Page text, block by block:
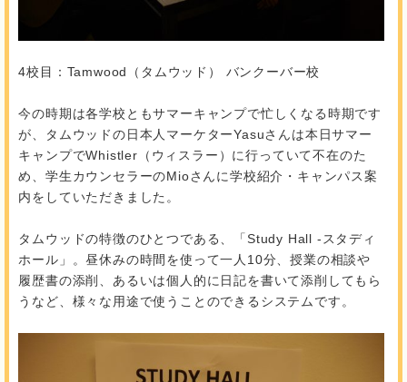
4校目：Tamwood（タムウッド） バンクーバー校
今の時期は各学校ともサマーキャンプで忙しくなる時期です
が、タムウッドの日本人マーケターYasuさんは本日サマー
キャンプでWhistler（ウィスラー）に行っていて不在のた
め、学生カウンセラーのMioさんに学校紹介・キャンパス案
内をしていただきました。
タムウッドの特徴のひとつである、「Study Hall -スタディ
ホール」。昼休みの時間を使って一人10分、授業の相談や
履歴書の添削、あるいは個人的に日記を書いて添削してもら
うなど、様々な用途で使うことのできるシステムです。